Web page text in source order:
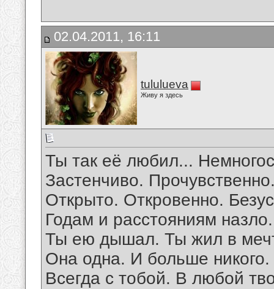
02.04.2011, 16:11
tululueva
Живу я здесь
Ты так её любил...
Застенчиво.
Открыто. Откровенно.
Годам и расстояниям назло.
Ты ею дышал. Ты жил в
Она одна. И больше никого.
Всегда с тобой. В любой